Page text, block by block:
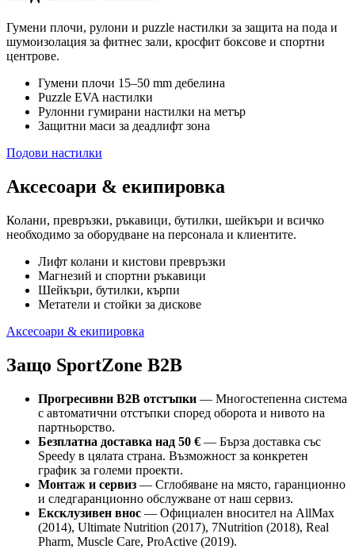
Гумени плочи, рулони и puzzle настилки за защита на пода и
шумоизолация за фитнес зали, кросфит боксове и спортни
центрове.
Гумени плочи 15–50 mm дебелина
Puzzle EVA настилки
Рулонни гумирани настилки на метър
Защитни маси за деадлифт зона
Подови настилки
Аксесоари & екипировка
Колани, превръзки, ръкавици, бутилки, шейкъри и всичко
необходимо за оборудване на персонала и клиентите.
Лифт колани и кистови превръзки
Магнезий и спортни ръкавици
Шейкъри, бутилки, кърпи
Метатели и стойки за дискове
Аксесоари & екипировка
Защо SportZone B2B
Прогресивни B2B отстъпки — Многостепенна система
с автоматични отстъпки според оборота и нивото на
партньорство.
Безплатна доставка над 50 € — Бърза доставка със
Speedy в цялата страна. Възможност за конкретен
график за големи проекти.
Монтаж и сервиз — Сглобяване на място, гаранционно
и следгаранционно обслужване от наш сервиз.
Ексклузивен внос — Официален вносител на AllMax
(2014), Ultimate Nutrition (2017), 7Nutrition (2018), Real
Pharm, Muscle Care, ProActive (2019).